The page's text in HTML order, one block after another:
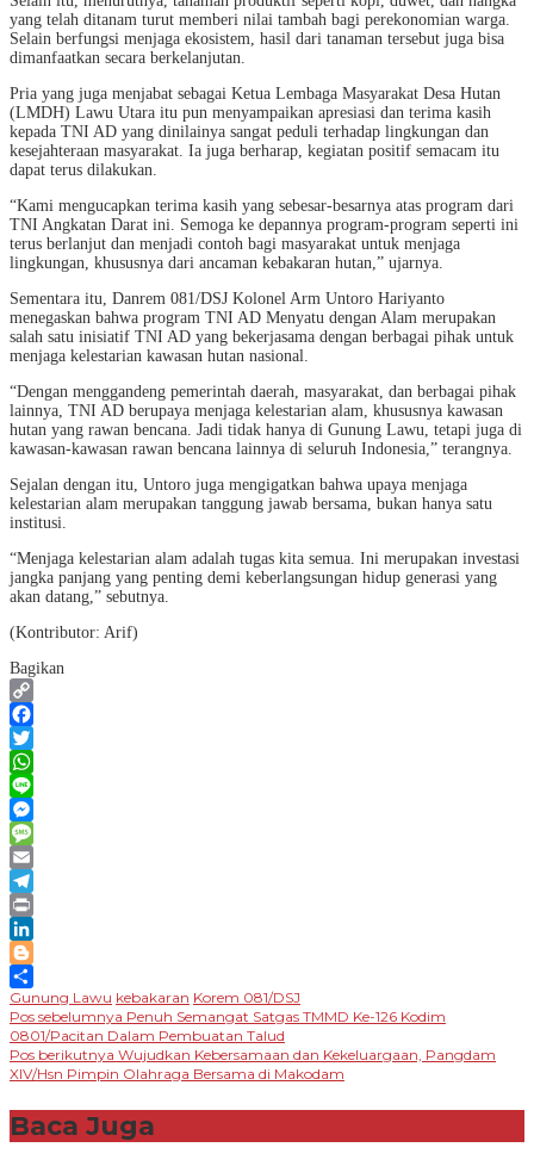
yang telah ditanam turut memberi nilai tambah bagi perekonomian warga.
Selain berfungsi menjaga ekosistem, hasil dari tanaman tersebut juga bisa
dimanfaatkan secara berkelanjutan.
Pria yang juga menjabat sebagai Ketua Lembaga Masyarakat Desa Hutan
(LMDH) Lawu Utara itu pun menyampaikan apresiasi dan terima kasih
kepada TNI AD yang dinilainya sangat peduli terhadap lingkungan dan
kesejahteraan masyarakat. Ia juga berharap, kegiatan positif semacam itu
dapat terus dilakukan.
“Kami mengucapkan terima kasih yang sebesar-besarnya atas program dari
TNI Angkatan Darat ini. Semoga ke depannya program-program seperti ini
terus berlanjut dan menjadi contoh bagi masyarakat untuk menjaga
lingkungan, khususnya dari ancaman kebakaran hutan,” ujarnya.
Sementara itu, Danrem 081/DSJ Kolonel Arm Untoro Hariyanto
menegaskan bahwa program TNI AD Menyatu dengan Alam merupakan
salah satu inisiatif TNI AD yang bekerjasama dengan berbagai pihak untuk
menjaga kelestarian kawasan hutan nasional.
“Dengan menggandeng pemerintah daerah, masyarakat, dan berbagai pihak
lainnya, TNI AD berupaya menjaga kelestarian alam, khususnya kawasan
hutan yang rawan bencana. Jadi tidak hanya di Gunung Lawu, tetapi juga di
kawasan-kawasan rawan bencana lainnya di seluruh Indonesia,” terangnya.
Sejalan dengan itu, Untoro juga mengigatkan bahwa upaya menjaga
kelestarian alam merupakan tanggung jawab bersama, bukan hanya satu
institusi.
“Menjaga kelestarian alam adalah tugas kita semua. Ini merupakan investasi
jangka panjang yang penting demi keberlangsungan hidup generasi yang
akan datang,” sebutnya.
(Kontributor: Arif)
Bagikan
Copy
Link
Facebook
Twitter
WhatsApp
Line
Messenger
Message
Email
Telegram
Print
LinkedIn
Blogger
Share
Gunung Lawu kebakaran Korem 081/DSJ
Navigasi
pos
Pos sebelumnya Penuh Semangat Satgas TMMD Ke-126 Kodim
0801/Pacitan Dalam Pembuatan Talud
Pos berikutnya Wujudkan Kebersamaan dan Kekeluargaan, Pangdam
XIV/Hsn Pimpin Olahraga Bersama di Makodam
Baca Juga